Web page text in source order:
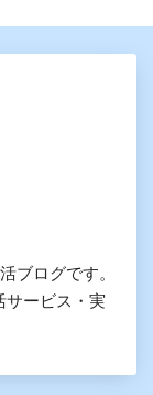
ブログです。
サービス・実